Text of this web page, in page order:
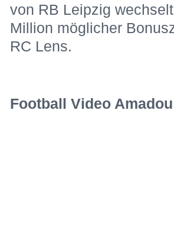
von RB Leipzig
Million möglicher
RC Lens.
Football Video